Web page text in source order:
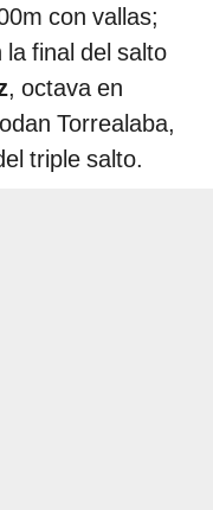
con vallas;
final del salto
, octava en
Torrealaba,
triple salto.